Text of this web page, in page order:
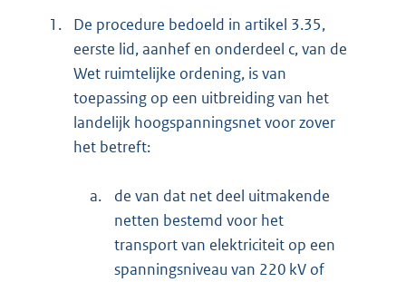
1.
De procedure bedoeld in artikel 3.35,
eerste lid, aanhef en onderdeel c, van de
Wet ruimtelijke ordening, is van
toepassing op een uitbreiding van het
landelijk hoogspanningsnet voor zover
het betreft:
a.
de van dat net deel uitmakende
netten bestemd voor het
transport van elektriciteit op een
spanningsniveau van 220 kV of